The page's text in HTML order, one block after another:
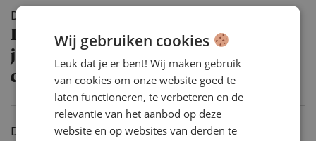
DO 29 OKT
Leidingge­vende in de GHZ: alles wat
je moet weten over cao, verzuim en
dossierop­bouw
DI 3 NOV
Wij gebruiken cookies
Leuk dat je er bent! Wij maken gebruik
van cookies om onze website goed te
laten functioneren, te verbeteren en de
relevantie van het aanbod op deze
website en op websites van derden te